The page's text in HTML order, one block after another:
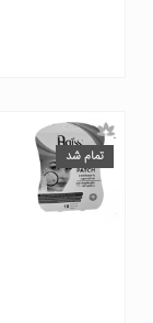
تمام شد